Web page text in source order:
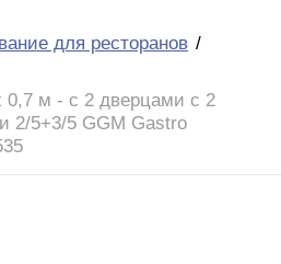
для ресторанов
0,7 м - с 2 дверцами с 2
2/5+3/5 GGM Gastro